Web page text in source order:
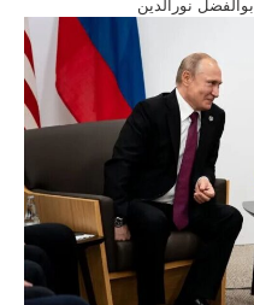
ابوالفضل نورالدین